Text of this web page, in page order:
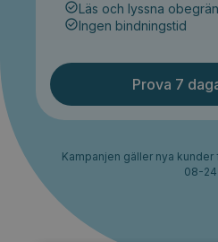
Läs och lyssna
Ingen bindningstid
Prova 7
Kampanjen gäller nya
08-24